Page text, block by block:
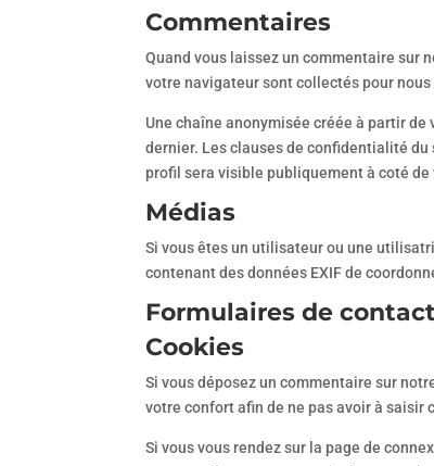
Commentaires
Quand vous laissez un commentaire sur
votre navigateur sont collectés pour
Une chaîne anonymisée créée à partir
dernier. Les clauses de confidentialité
profil sera visible publiquement à coté
Médias
Si vous êtes un utilisateur ou une
contenant des données EXIF de
Formulaires de contact
Cookies
Si vous déposez un commentaire sur
votre confort afin de ne pas avoir à saisir
Si vous vous rendez sur la page de